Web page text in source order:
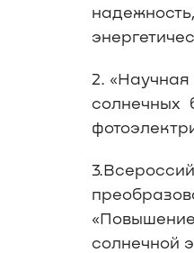
2.
солнечных
солнечной